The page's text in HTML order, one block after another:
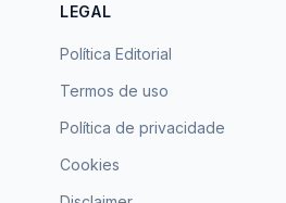
LEGAL
Política Editorial
Termos de uso
Política de privacidade
Cookies